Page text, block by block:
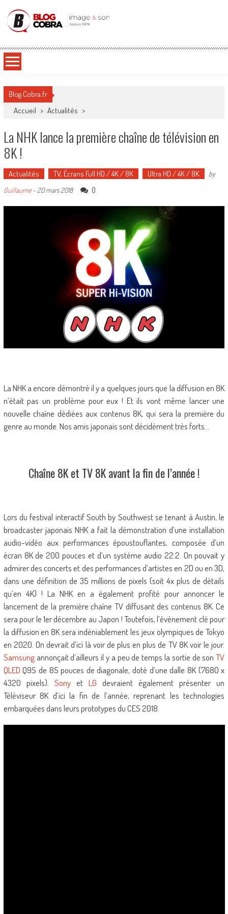
Blog Cobra
Blog Cobra.fr
Accueil > Actualités >
La NHK lance la première chaîne de télévision en
8K !
Actualités TV, Écrans Full HD / 4K / 8K Ultra HD / 4K / 8K
by
Guillaume- 20 mars 2018 0
La NHK a encore démontré il y a quelques jours que la diffusion en 8K
n’était pas un problème pour eux ! Et ils vont même lancer une
nouvelle chaîne dédiées aux contenus 8K, qui sera la première du
genre au monde. Nos amis japonais sont décidément très forts…
Chaîne 8K et TV 8K avant la fin de l’année !
Lors du festival interactif South by Southwest se tenant à Austin, le
broadcaster japonais NHK a fait la démonstration d’une installation
audio-vidéo aux performances époustouflantes, composée d’un
écran 8K de 200 pouces et d’un système audio 22.2. On pouvait y
admirer des concerts et des performances d’artistes en 2D ou en 3D,
dans une définition de 35 millions de pixels (soit 4x plus de détails
qu’en 4K) ! La NHK en a également profité pour annoncer le
lancement de la première chaîne TV diffusant des contenus 8K. Ce
sera pour le 1er décembre au Japon ! Toutefois, l’événement clé pour
la diffusion en 8K sera indéniablement les jeux olympiques de Tokyo
en 2020. On devrait d’ici là voir de plus en plus de TV 8K voir le jour.
Samsungannonçait d’ailleurs il y a peu de temps la sortie de sonTV
QLED Q9S de 85 pouces de diagonale, doté d’une dalle 8K (7680 x
4320 pixels). SonyetLG devraient également présenter un
Téléviseur 8K d’ici la fin de l’année, reprenant les technologies
embarquées dans leurs prototypes du CES 2018.